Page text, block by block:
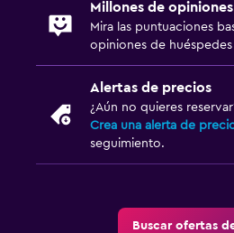
Millones de opiniones
Mira las puntuaciones
opiniones de huéspedes
Alertas de precios
¿Aún no quieres
Crea una alerta de
seguimiento.
Buscar ofertas